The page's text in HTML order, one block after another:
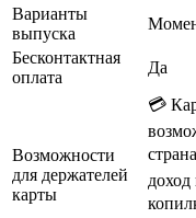
Варианты
выпуска
Бесконтактная
оплата
Да
Возможности
для держателей
карты
💳